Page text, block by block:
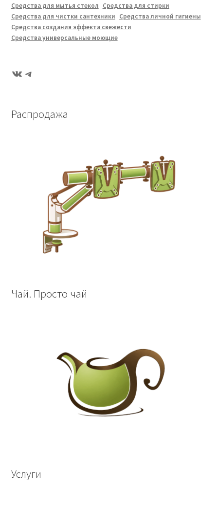
Средства для мытья стекол Средства для стирки
Средства для чистки сантехники Средства личной гигиены
Средства создания эффекта свежести
Средства универсальные моющие
ВКонтакте
Telegram
Распродажа
Чай. Просто чай
Услуги